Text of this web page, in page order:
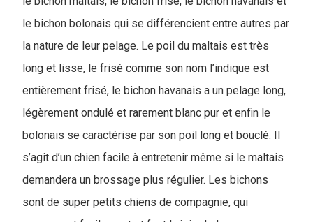
le bichon bolonais qui se différencient entre autres par
la nature de leur pelage. Le poil du maltais est très
long et lisse, le frisé comme son nom l’indique est
entièrement frisé, le bichon havanais a un pelage long,
légèrement ondulé et rarement blanc pur et enfin le
bolonais se caractérise par son poil long et bouclé. Il
s’agit d’un chien facile à entretenir même si le maltais
demandera un brossage plus régulier. Les bichons
sont de super petits chiens de compagnie, qui